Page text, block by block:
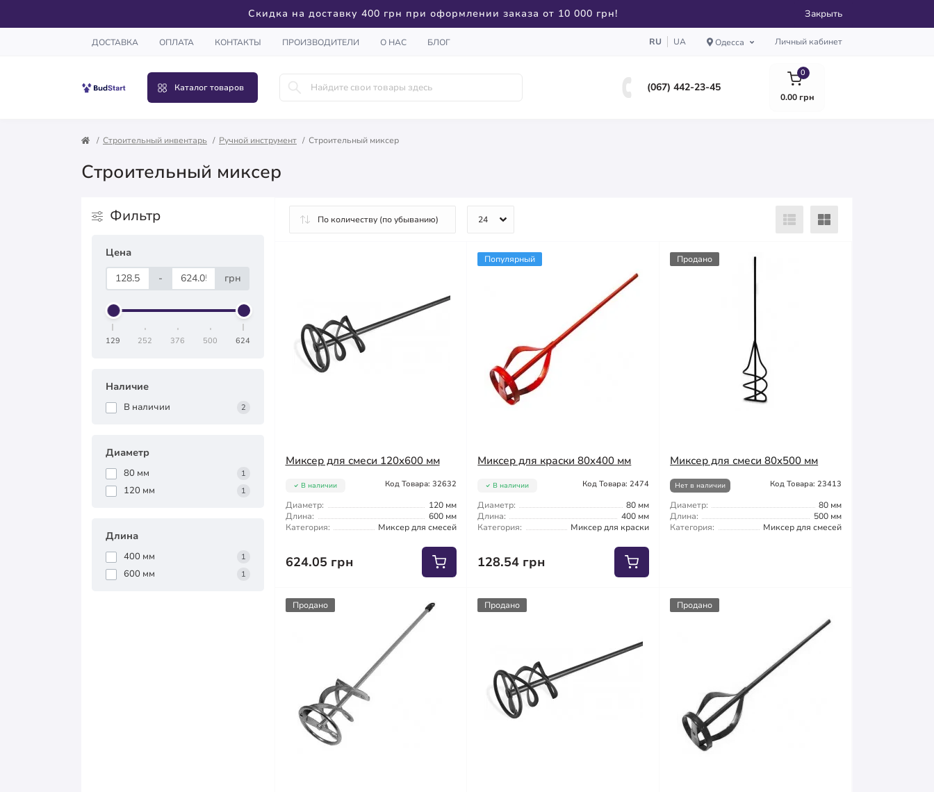
Скидка на доставку 400 грн при оформлении заказа от 10 000 грн! Закрыть
ДОСТАВКА ОПЛАТА КОНТАКТЫ ПРОИЗВОДИТЕЛИ О НАС БЛОГ RU UA Одесса Личный кабинет
Каталог товаров (067) 442-23-45
0
0.00 грн
Строительный инвентарь Ручной инструмент Строительный миксер
Строительный миксер
Фильтр
Цена
-
грн
129 252 376 500 624
Наличие
В наличии 2
Диаметр
80 мм 1
120 мм 1
Длина
400 мм 1
600 мм 1
Миксер для смеси 120x600 мм
В наличии Код Товара: 32632
Диаметр:
120 мм
Длина:
600 мм
Категория:
Миксер для смесей
624.05 грн
Популярный
Миксер для краски 80x400 мм
В наличии Код Товара: 2474
Диаметр:
80 мм
Длина:
400 мм
Категория:
Миксер для краски
128.54 грн
Продано
Миксер для смеси 80x500 мм
Нет в наличии Код Товара: 23413
Диаметр:
80 мм
Длина:
500 мм
Категория:
Миксер для смесей
Продано Продано Продано